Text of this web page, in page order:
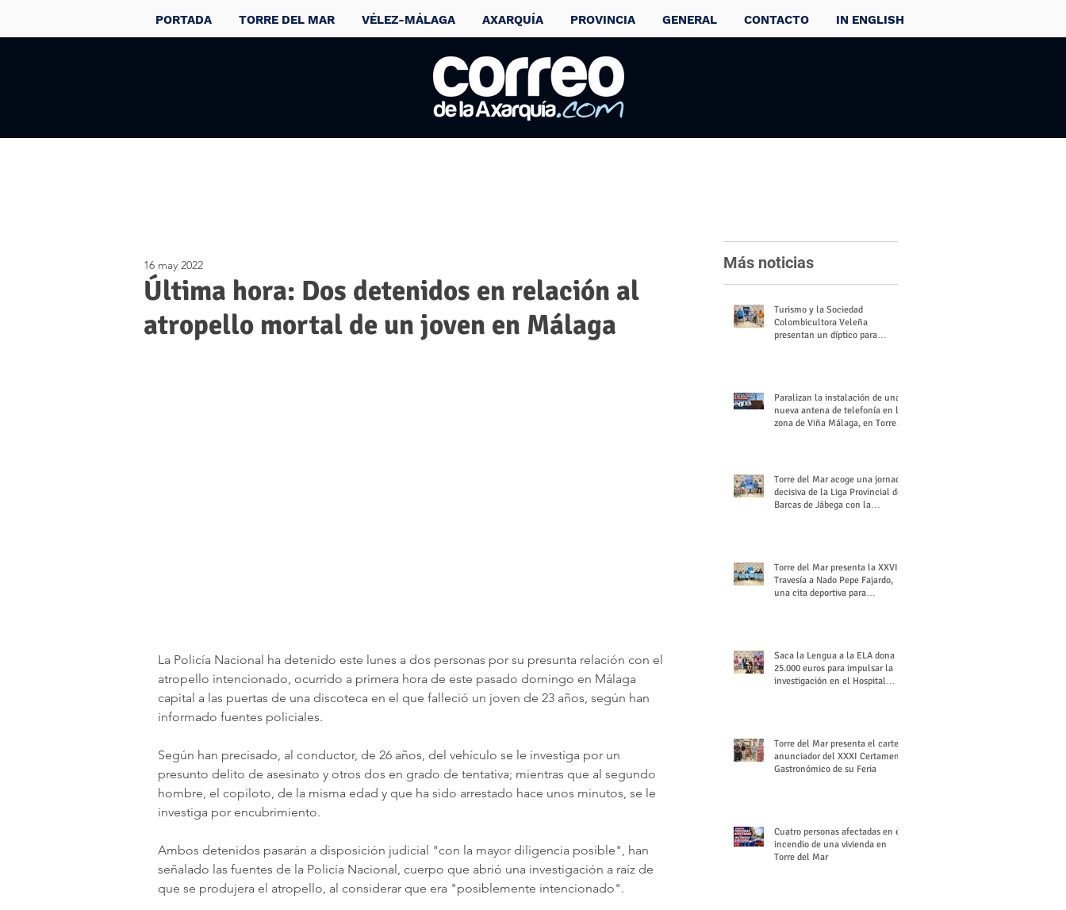
PORTADA TORRE DEL MAR VÉLEZ-MÁLAGA AXARQUÍA PROVINCIA GENERAL CONTACTO IN ENGLISH
Última hora: Dos detenidos en relación al
atropello mortal de un joven en Málaga
16 may 2022
La Policía Nacional ha detenido este lunes a dos personas por su presunta relación con el
atropello intencionado, ocurrido a primera hora de este pasado domingo en Málaga
capital a las puertas de una discoteca en el que falleció un joven de 23 años, según han
informado fuentes policiales.
Según han precisado, al conductor, de 26 años, del vehículo se le investiga por un
presunto delito de asesinato y otros dos en grado de tentativa; mientras que al segundo
hombre, el copiloto, de la misma edad y que ha sido arrestado hace unos minutos, se le
investiga por encubrimiento.
Ambos detenidos pasarán a disposición judicial "con la mayor diligencia posible", han
señalado las fuentes de la Policía Nacional, cuerpo que abrió una investigación a raíz de
que se produjera el atropello, al considerar que era "posiblemente intencionado".
Más noticias
Turismo y la Sociedad
Colombicultora Veleña
presentan un díptico para
Paralizan la instalación de una
nueva antena de telefonía en la
zona de Viña Málaga, en Torre
Torre del Mar acoge una jornada
decisiva de la Liga Provincial de
Barcas de Jábega con la
Torre del Mar presenta la XXVI
Travesía a Nado Pepe Fajardo,
una cita deportiva para
Saca la Lengua a la ELA dona
25.000 euros para impulsar la
investigación en el Hospital
Torre del Mar presenta el cartel
anunciador del XXXI Certamen
Gastronómico de su Feria
Cuatro personas afectadas en el
incendio de una vivienda en
Torre del Mar